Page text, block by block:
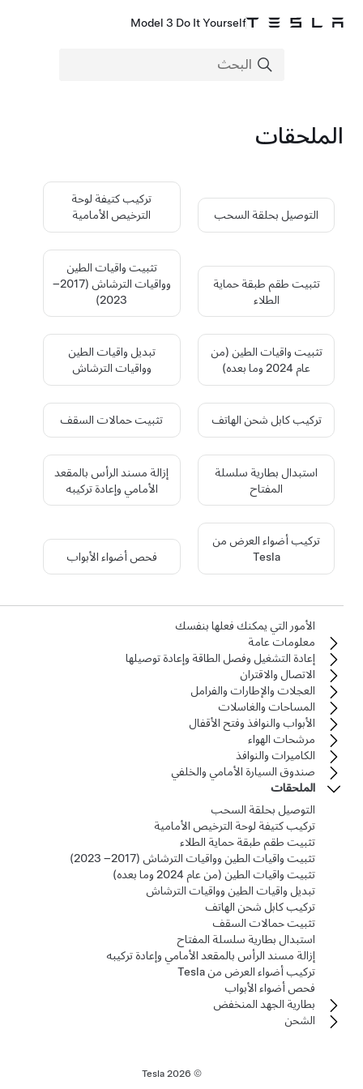
Model 3 Do It Yourself
الملحقات
التوصيل بحلقة السحب
تركيب كتيفة لوحة
الترخيص الأمامية
تثبيت طقم طبقة حماية
الطلاء
تثبيت واقيات الطين
وواقيات الترشاش (2017–
2023)
تثبيت واقيات الطين (من
تبديل واقيات الطين
وواقيات الترشاش
تركيب كابل شحن الهاتف تثبيت حمالات السقف
استبدال بطارية سلسلة
المفتاح
إزالة مسند الرأس بالمقعد
الأمامي وإعادة تركيبه
تركيب أضواء العرض من
Tesla
فحص أضواء الأبواب
الأمور التي يمكنك فعلها بنفسك
معلومات عامة
إعادة التشغيل وفصل الطاقة وإعادة توصيلها
الاتصال والاقتران
العجلات والإطارات والفرامل
المساحات والغاسلات
الأبواب والنوافذ وفتح الأقفال
مرشحات الهواء
الكاميرات والنوافذ
صندوق السيارة الأمامي والخلفي
الملحقات
التوصيل بحلقة السحب
تركيب كتيفة لوحة الترخيص الأمامية
تثبيت طقم طبقة حماية الطلاء
تثبيت واقيات الطين وواقيات الترشاش (2017– 2023)
تثبيت واقيات الطين (من عام 2024 وما بعده)
تبديل واقيات الطين وواقيات الترشاش
تركيب كابل شحن الهاتف
تثبيت حمالات السقف
استبدال بطارية سلسلة المفتاح
إزالة مسند الرأس بالمقعد الأمامي وإعادة تركيبه
تركيب أضواء العرض من Tesla
فحص أضواء الأبواب
بطارية الجهد المنخفض
الشحن
2026